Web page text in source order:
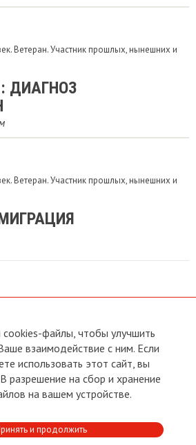
Ветеран. Участник прошлых, нынешних и
ДИАГНОЗ
Ветеран. Участник прошлых, нынешних и
Прямая связь с
Председателем
Прямая связь c членами клуба
Реклама
Контакты
Club
файлы, чтобы улучшить
взаимодействие с ним. Если
использовать этот сайт, вы
разрешение на сбор и хранение
на вашем устройстве.
и продолжить